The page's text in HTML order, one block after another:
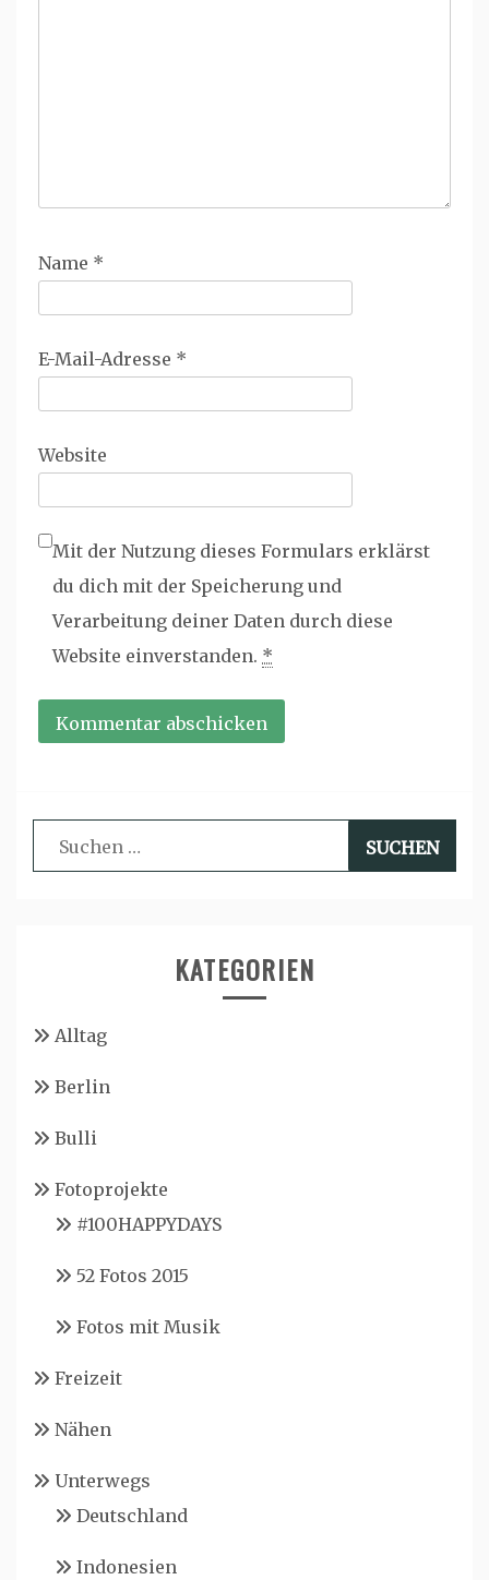
Name *
E-Mail-Adresse *
Website
Mit der Nutzung dieses Formulars erklärst
du dich mit der Speicherung und
Verarbeitung deiner Daten durch diese
Website einverstanden. *
Suchen
nach:
KATEGORIEN
Alltag
Berlin
Bulli
Fotoprojekte
#100HAPPYDAYS
52 Fotos 2015
Fotos mit Musik
Freizeit
Nähen
Unterwegs
Deutschland
Indonesien